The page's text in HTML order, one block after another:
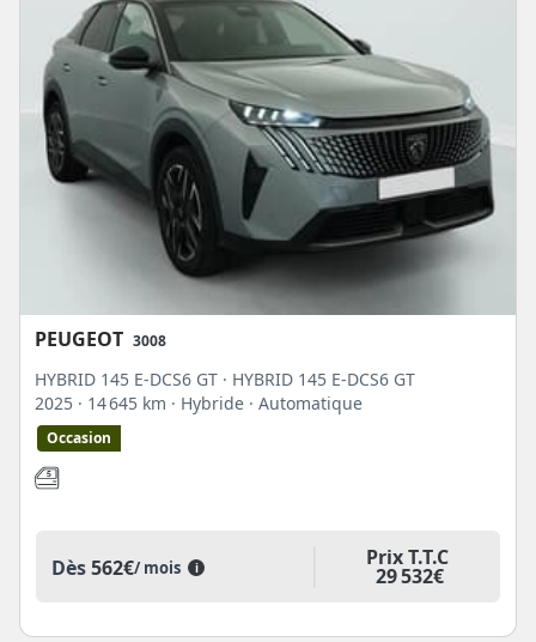
PEUGEOT 3008
HYBRID 145 E-DCS6 GT · HYBRID 145 E-DCS6 GT
2025 · 14 645 km · Hybride · Automatique
Occasion
Dès562€/ mois i Prix T.T.C
29 532€